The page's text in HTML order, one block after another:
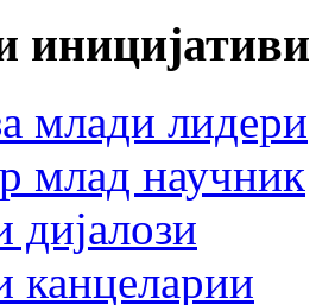
иницијативи
млади лидери
млад научник
канцеларии